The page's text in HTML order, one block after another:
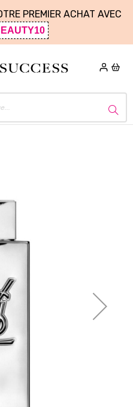
PREMIER ACHAT AVEC